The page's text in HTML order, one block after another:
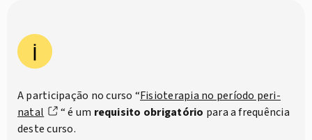
A participação no curso “Fisioterapia no período peri-
natal
“é um requisito obrigatório para a frequência
deste curso.